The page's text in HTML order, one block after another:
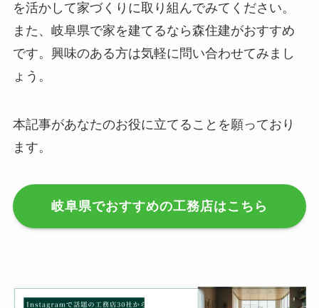
を活かして家づくりに取り組んでみてください。
また、岐阜県で家を建てるなら森住建がおすすめ
です。興味のある方は気軽に問い合わせてみまし
ょう。
本記事があなたのお役に立てることを願っており
ます。
岐阜県でおすすめの工務店はこちら